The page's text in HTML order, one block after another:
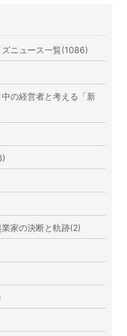
ズニュース一覧(1086)
の経営者と考える「新
家の決断と軌跡(2)